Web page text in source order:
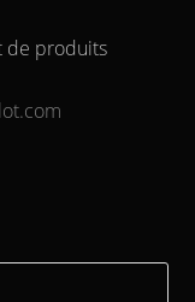
de produits